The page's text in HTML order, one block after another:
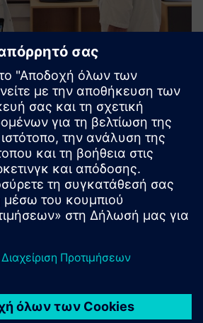
και αποτελεσματικό έλεγχο της ροής
άφιξη έως την έξοδο,
τοποθεσίας σε πραγματικό
και ασφαλείς διαδρομές,
κάνοντας ασφαλ...